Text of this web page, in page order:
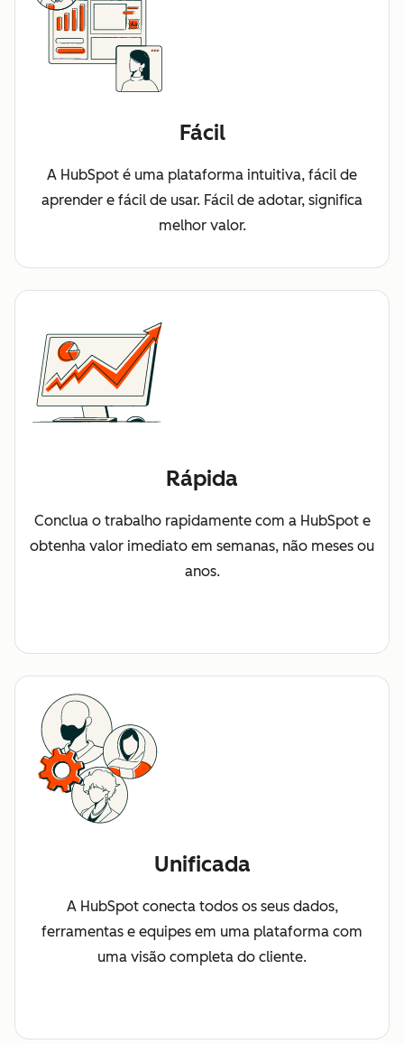
Fácil
A HubSpot é uma plataforma intuitiva, fácil de
aprender e fácil de usar. Fácil de adotar, significa
melhor valor.
Rápida
Conclua o trabalho rapidamente com a HubSpot e
obtenha valor imediato em semanas, não meses ou
anos.
Unificada
A HubSpot conecta todos os seus dados,
ferramentas e equipes em uma plataforma com
uma visão completa do cliente.